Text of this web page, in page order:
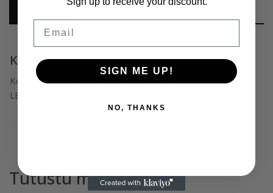
Kuvaus
Korkea pigmentti ja kermainen koostumus
LED lamp min. 48W – 1min. 36W UV lamp – 2min
Tutustu myös
SIGN ME UP!
NO, THANKS